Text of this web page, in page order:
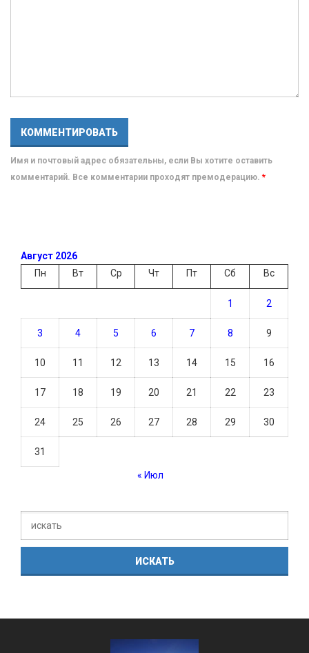
Имя и почтовый адрес обязательны, если Вы хотите оставить
комментарий. Все комментарии проходят премодерацию. *
Август 2026
Пн
Вт Ср Чт Пт Сб Вс
1 2
3 4 5 6 7 8 9
10 11 12 13 14 15 16
17 18 19 20 21 22 23
24 25 26 27 28 29 30
31
« Июл